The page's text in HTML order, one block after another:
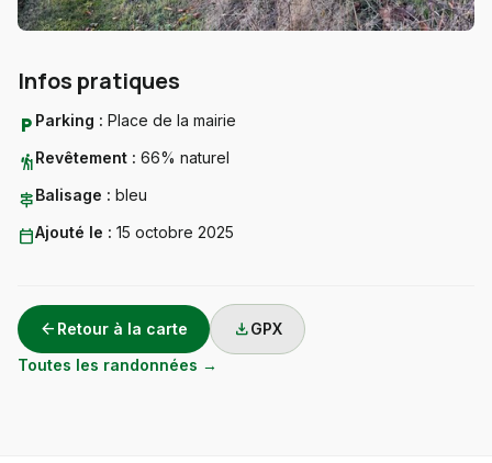
Infos pratiques
local_parking Parking : Place de la mairie
hikingRevêtement : 66% naturel
signpostBalisage : bleu
calendar_todayAjouté le : 15 octobre 2025
arrow_back Retour à la carte downloadGPX
Toutes les randonnées →